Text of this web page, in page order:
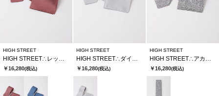
HIGH STREET
￥16,280(税込)
HIGH STREET
￥16,280(税込)
HIGH STREET
￥16,280(税込)